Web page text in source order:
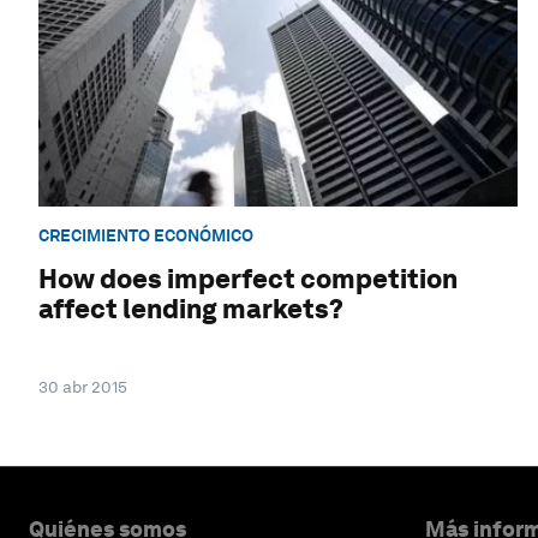
CRECIMIENTO ECONÓMICO
How does imperfect competition
affect lending markets?
30 abr 2015
Quiénes somos Más